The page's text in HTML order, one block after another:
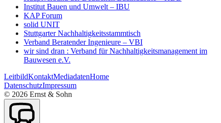
Institut Bauen und Umwelt – IBU
KAP Forum
solid UNIT
Stuttgarter Nachhaltigkeitsstammtisch
Verband Beratender Ingenieure – VBI
wir sind dran : Verband für Nachhaltigkeitsmanagement im
Bauwesen e.V.
LeitbildKontaktMediadatenHome
DatenschutzImpressum
© 2026 Ernst & Sohn